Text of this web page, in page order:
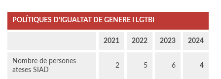
POLÍTIQUES D'IGUALTAT DE GENERE I LGTBI
2021 2022 2023 2024
Nombre de persones
ateses SIAD
2 5 6 4